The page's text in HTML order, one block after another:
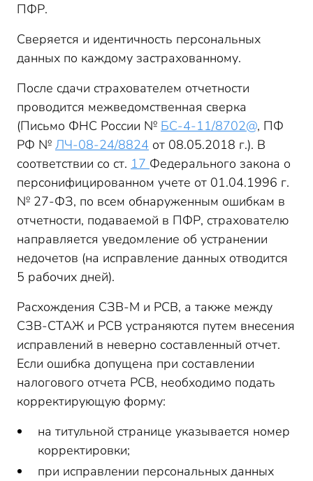
ПФР.
Сверяется и идентичность персональных
данных по каждому застрахованному.
После сдачи страхователем отчетности
проводится межведомственная сверка
(Письмо ФНС России № БС-4-11/8702@, ПФ
РФ № ЛЧ-08-24/8824 от 08.05.2018 г.). В
соответствии со ст. 17 Федерального закона о
персонифицированном учете от 01.04.1996 г.
№ 27-ФЗ, по всем обнаруженным ошибкам в
отчетности, подаваемой в ПФР, страхователю
направляется уведомление об устранении
недочетов (на исправление данных отводится
5 рабочих дней).
Расхождения СЗВ-М и РСВ, а также между
СЗВ-СТАЖ и РСВ устраняются путем внесения
исправлений в неверно составленный отчет.
Если ошибка допущена при составлении
налогового отчета РСВ, необходимо подать
корректирующую форму:
на титульной странице указывается номер
корректировки;
при исправлении персональных данных